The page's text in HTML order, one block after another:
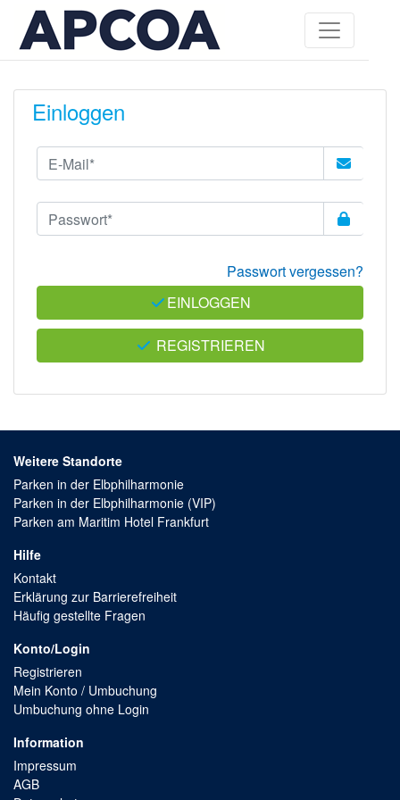
Einloggen
Passwort vergessen?
REGISTRIEREN
EINLOGGEN
Weitere Standorte
Parken in der Elbphilharmonie
Parken in der Elbphilharmonie (VIP)
Parken am Maritim Hotel Frankfurt
Hilfe
Kontakt
Erklärung zur Barrierefreiheit
Häufig gestellte Fragen
Konto/Login
Registrieren
Mein Konto / Umbuchung
Umbuchung ohne Login
Information
Impressum
AGB